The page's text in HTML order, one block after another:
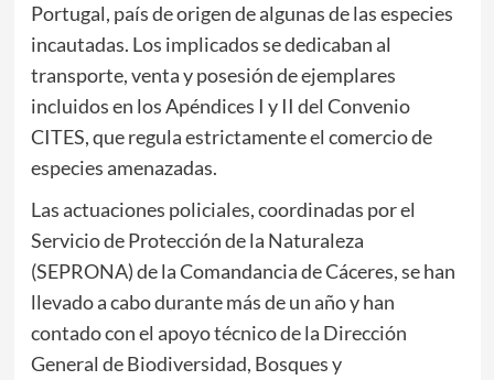
Portugal, país de origen de algunas de las especies
incautadas. Los implicados se dedicaban al
transporte, venta y posesión de ejemplares
incluidos en los Apéndices I y II del Convenio
CITES, que regula estrictamente el comercio de
especies amenazadas.
Las actuaciones policiales, coordinadas por el
Servicio de Protección de la Naturaleza
(SEPRONA) de la Comandancia de Cáceres, se han
llevado a cabo durante más de un año y han
contado con el apoyo técnico de la Dirección
General de Biodiversidad, Bosques y